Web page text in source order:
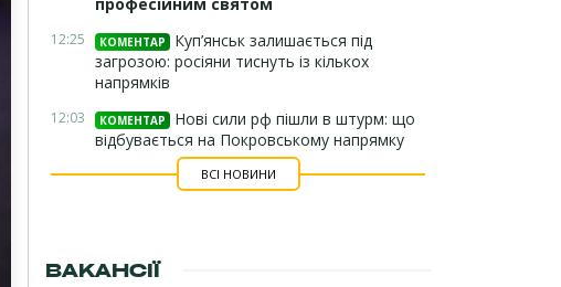
12:25 КОМЕНТАР
Куп’янськ залишається під
загрозою: росіяни тиснуть із кількох
напрямків
12:03 КОМЕНТАР
Нові сили рф пішли в штурм: що
відбувається на Покровському напрямку
ВСІ НОВИНИ
ВАКАНСІЇ